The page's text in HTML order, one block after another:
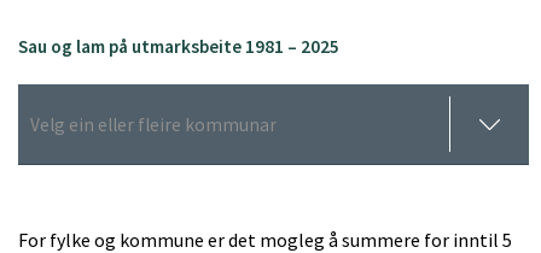
Sau og lam på utmarksbeite 1981 – 2025
For fylke og kommune er det mogleg å summere for inntil 5